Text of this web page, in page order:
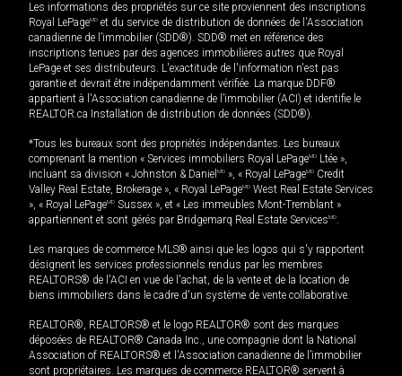
Les informations des propriétés sur ce site proviennent des inscriptions
Royal LePageMD et du service de distribution de données de l'Association
canadienne de l’immobilier (SDD®). SDD® met en référence des
inscriptions tenues par des agences immobilières autres que Royal
LePage et ses distributeurs. L'exactitude de l'information n'est pas
garantie et devrait être indépendamment vérifiée. La marque DDF®
appartient à l'Association canadienne de l’immobilier (ACI) et identifie le
REALTOR.ca Installation de distribution de données (SDD®).
*Tous les bureaux sont des propriétés indépendantes. Les bureaux
comprenant la mention « Services immobiliers Royal LePageMD Ltée »,
incluant sa division « Johnston & Daniel MD », « Royal LePageMD Credit
Valley Real Estate, Brokerage », « Royal LePageMD West Real Estate Services
», « Royal LePageMD Sussex », et « Les immeubles Mont-Tremblant »
appartiennent et sont gérés par Bridgemarq Real Estate ServicesMD.
Les marques de commerce MLS® ainsi que les logos qui s'y rapportent
désignent les services professionnels rendus par les membres
REALTORS® de l'ACI en vue de l'achat, de la vente et de la location de
biens immobiliers dans le cadre d'un système de vente collaborative.
REALTOR®, REALTORS® et le logo REALTOR® sont des marques
déposées de REALTOR® Canada Inc., une compagnie dont la National
Association of REALTORS® et l'Association canadienne de l’immobilier
sont propriétaires. Les marques de commerce REALTOR® servent à